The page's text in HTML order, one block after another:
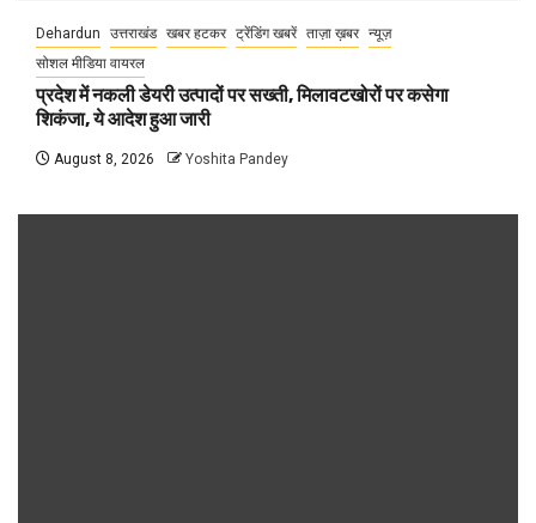
Dehardun उत्तराखंड खबर हटकर ट्रेंडिंग खबरें ताज़ा ख़बर न्यूज़
सोशल मीडिया वायरल
प्रदेश में नकली डेयरी उत्पादों पर सख्ती, मिलावटखोरों पर कसेगा
शिकंजा, ये आदेश हुआ जारी
August 8, 2026 Yoshita Pandey